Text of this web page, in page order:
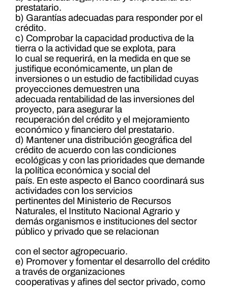
prestatario.
b) Garantías adecuadas para responder por el
crédito.
c) Comprobar la capacidad productiva de la
tierra o la actividad que se explota, para
lo cual se requerirá, en la medida en que se
justifique económicamente, un plan de
inversiones o un estudio de factibilidad cuyas
proyecciones demuestren una
adecuada rentabilidad de las inversiones del
proyecto, para asegurar la
recuperación del crédito y el mejoramiento
económico y financiero del prestatario.
d) Mantener una distribución geográfica del
crédito de acuerdo con las condiciones
ecológicas y con las prioridades que demande
la política económica y social del
país. En este aspecto el Banco coordinará sus
actividades con los servicios
pertinentes del Ministerio de Recursos
Naturales, el Instituto Nacional Agrario y
demás organismos e instituciones del sector
público y privado que se relacionan
con el sector agropecuario.
e) Promover y fomentar el desarrollo del crédito
a través de organizaciones
cooperativas y afines del sector privado, como